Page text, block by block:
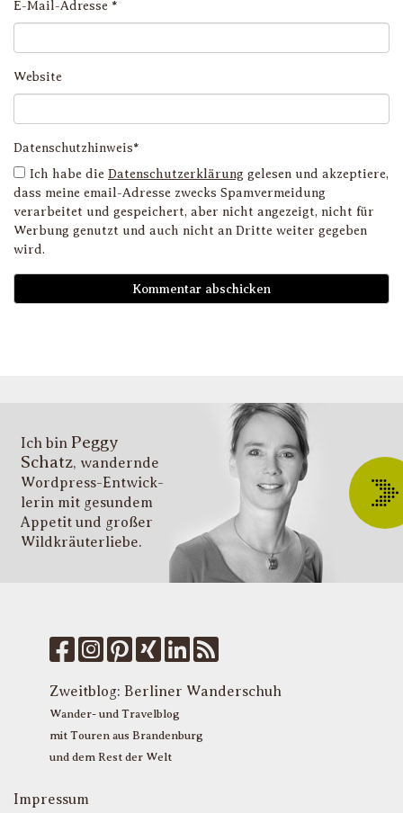
E-Mail-Adresse *
Website
Datenschutzhinweis*
Ich habe die Datenschutzerklärung gelesen und akzeptiere,
dass meine email-Adresse zwecks Spamvermeidung
verarbeitet und gespeichert, aber nicht angezeigt, nicht für
Werbung genutzt und auch nicht an Dritte weiter gegeben
wird.
Ich bin Peggy
Schatz, wandernde
Wordpress-Entwick­
lerin mit gesundem
Appetit und großer
Wildkräuter­liebe.
Zweitblog: Berliner Wanderschuh
Wander- und Travelblog
mit Touren aus Brandenburg
und dem Rest der Welt
Impressum